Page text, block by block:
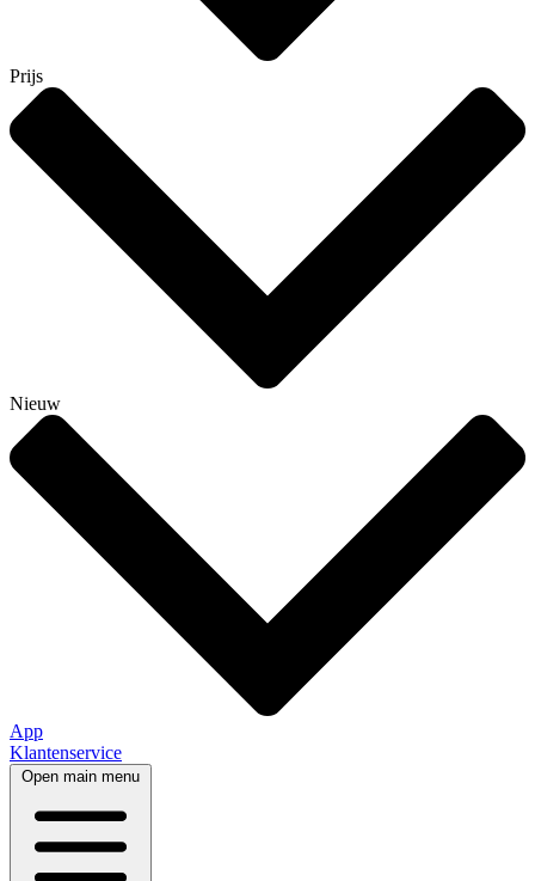
Prijs
Nieuw
App
Klantenservice
Open main menu